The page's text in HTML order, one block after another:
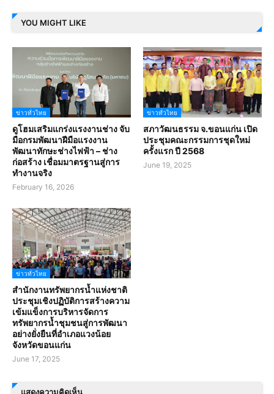
YOU MIGHT LIKE
ข่าวทั่วไทย
ดูโฮมเสริมแกร่งแรงงานช่าง จับ
มือกรมพัฒนาฝีมือแรงงาน
พัฒนาทักษะช่างไฟฟ้า – ช่าง
ก่อสร้าง เชื่อมมาตรฐานสู่การ
ทำงานจริง
February 16, 2026
ข่าวทั่วไทย
สภาวัฒนธรรม จ.ขอนแก่น เปิด
ประชุมคณะกรรมการชุดใหม่
ครั้งแรก ปี 2568
June 19, 2025
ข่าวทั่วไทย
สำนักงานทรัพยากรน้ำแห่งชาติ
ประชุมเชิงปฏิบัติการสร้างความ
เข้มแข็งการบริหารจัดการ
ทรัพยากรน้ำชุมชนสู่การพัฒนา
อย่างยั่งยืนที่อำเภอแวงน้อย
จังหวัดขอนแก่น
June 17, 2025